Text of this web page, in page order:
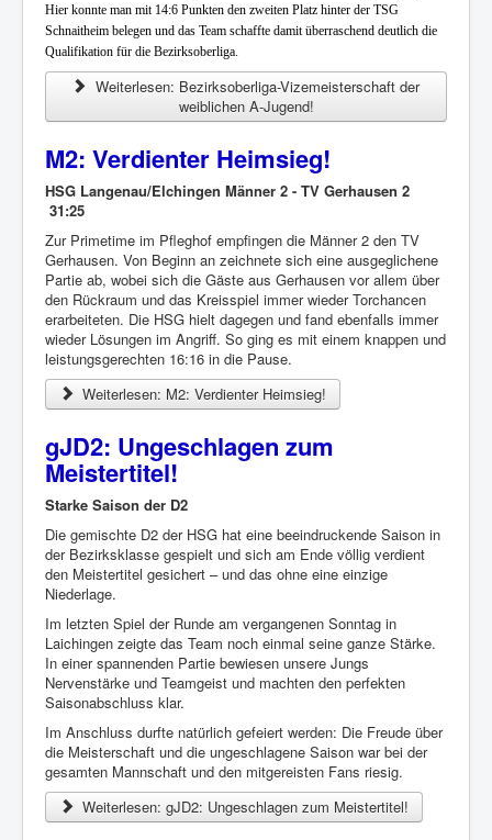
Hier konnte man mit 14:6 Punkten den zweiten Platz hinter der TSG
Schnaitheim belegen und das Team schaffte damit überraschend deutlich die
Qualifikation für die Bezirksoberliga.
Weiterlesen: Bezirksoberliga-Vizemeisterschaft der
weiblichen A-Jugend!
M2: Verdienter Heimsieg!
HSG Langenau/Elchingen Männer 2 - TV Gerhausen 2
31:25
Zur Primetime im Pfleghof empfingen die Männer 2 den TV
Gerhausen. Von Beginn an zeichnete sich eine ausgeglichene
Partie ab, wobei sich die Gäste aus Gerhausen vor allem über
den Rückraum und das Kreisspiel immer wieder Torchancen
erarbeiteten. Die HSG hielt dagegen und fand ebenfalls immer
wieder Lösungen im Angriff. So ging es mit einem knappen und
leistungsgerechten 16:16 in die Pause.
Weiterlesen: M2: Verdienter Heimsieg!
gJD2: Ungeschlagen zum
Meistertitel!
Starke Saison der D2
Die gemischte D2 der HSG hat eine beeindruckende Saison in
der Bezirksklasse gespielt und sich am Ende völlig verdient
den Meistertitel gesichert – und das ohne eine einzige
Niederlage.
Im letzten Spiel der Runde am vergangenen Sonntag in
Laichingen zeigte das Team noch einmal seine ganze Stärke.
In einer spannenden Partie bewiesen unsere Jungs
Nervenstärke und Teamgeist und machten den perfekten
Saisonabschluss klar.
Im Anschluss durfte natürlich gefeiert werden: Die Freude über
die Meisterschaft und die ungeschlagene Saison war bei der
gesamten Mannschaft und den mitgereisten Fans riesig.
Weiterlesen: gJD2: Ungeschlagen zum Meistertitel!